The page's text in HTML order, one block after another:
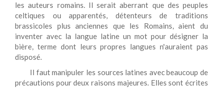
les auteurs romains. Il serait aberrant que des peuples
celtiques ou apparentés, détenteurs de traditions
brassicoles plus anciennes que les Romains, aient du
inventer avec la langue latine un mot pour désigner la
bière, terme dont leurs propres langues n'auraient pas
disposé.
Il faut manipuler les sources latines avec beaucoup de
précautions pour deux raisons majeures. Elles sont écrites